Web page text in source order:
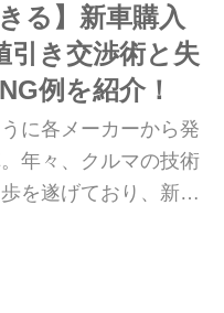
す。 家族の独立や転
っ越しなどの要因で
が減ってしまった方
マを修理できずその
くなってしまったと
のクルマの処分につ
るでしょう。「使う
れない」「いつか直
ても、環境や収入に
の...
る】新車購入
引き交渉術と失
例を紹介！
に各メーカーから発
年々、クルマの技術
を遂げており、新機
されています。新車
いたいという方は、
渉を取り入れてみま